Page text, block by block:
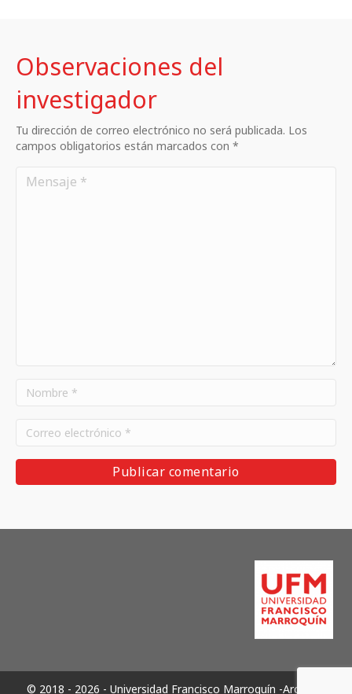
Observaciones del
investigador
Tu dirección de correo electrónico no será publicada. Los
campos obligatorios están marcados con *
© 2018 - 2026 - Universidad Francisco Marroquín -Archivos